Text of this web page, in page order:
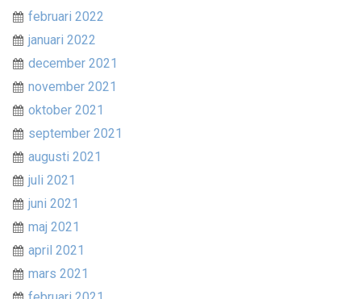
februari 2022
januari 2022
december 2021
november 2021
oktober 2021
september 2021
augusti 2021
juli 2021
juni 2021
maj 2021
april 2021
mars 2021